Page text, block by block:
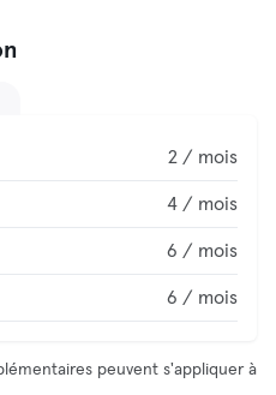
2 / mois
4 / mois
6 / mois
6 / mois
peuvent s'appliquer à